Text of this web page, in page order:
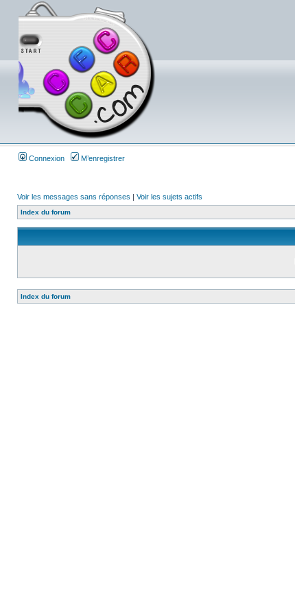
Connexion M’enregistrer
Voir les messages sans réponses | Voir les sujets actifs
Index du forum
Index du forum